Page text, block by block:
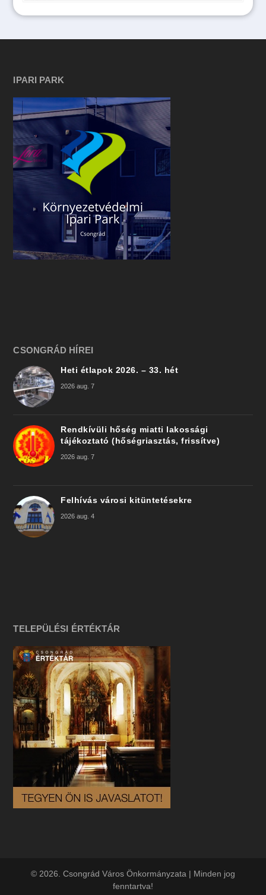
IPARI PARK
CSONGRÁD HÍREI
Heti étlapok 2026. – 33. hét
2026 aug. 7
Rendkívüli hőség miatti lakossági
tájékoztató (hőségriasztás, frissítve)
2026 aug. 7
Felhívás városi kitüntetésekre
2026 aug. 4
TELEPÜLÉSI ÉRTÉKTÁR
© 2026. Csongrád Város Önkormányzata | Minden jog
fenntartva!